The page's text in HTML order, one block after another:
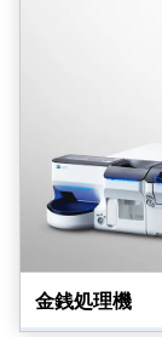
金銭処理機